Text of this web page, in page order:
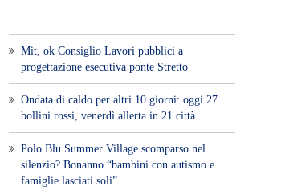
Mit, ok Consiglio Lavori pubblici a
progettazione esecutiva ponte Stretto
Ondata di caldo per altri 10 giorni: oggi 27
bollini rossi, venerdì allerta in 21 città
Polo Blu Summer Village scomparso nel
silenzio? Bonanno “bambini con autismo e
famiglie lasciati soli”